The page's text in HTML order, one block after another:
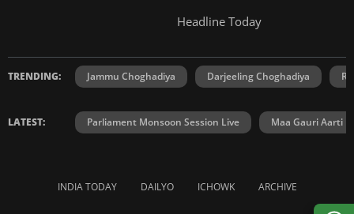
Headline Today
TRENDING: Jammu Choghadiya Darjeeling Choghadiya
LATEST: Parliament Monsoon Session Live Maa Gauri Aarti
INDIA TODAY DAILYO ICHOWK ARCHIVE